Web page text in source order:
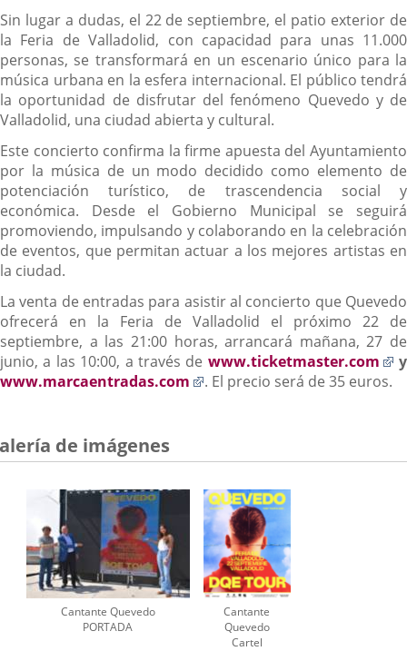
Sin lugar a dudas, el 22 de septiembre, el patio exterior de
la Feria de Valladolid, con capacidad para unas 11.000
personas, se transformará en un escenario único para la
música urbana en la esfera internacional. El público tendrá
la oportunidad de disfrutar del fenómeno Quevedo y de
Valladolid, una ciudad abierta y cultural.
Este concierto confirma la firme apuesta del Ayuntamiento
por la música de un modo decidido como elemento de
potenciación turístico, de trascendencia social y
económica. Desde el Gobierno Municipal se seguirá
promoviendo, impulsando y colaborando en la celebración
de eventos, que permitan actuar a los mejores artistas en
la ciudad.
La venta de entradas para asistir al concierto que Quevedo
ofrecerá en la Feria de Valladolid el próximo 22 de
septiembre, a las 21:00 horas, arrancará mañana, 27 de
junio, a las 10:00, a través de www.ticketmaster.com
y
www.marcaentradas.com
Enlace
externa.
. El precio será de 35 euros.
de imágenes
Cantante Quevedo
PORTADA
Cantante
Quevedo
Cartel